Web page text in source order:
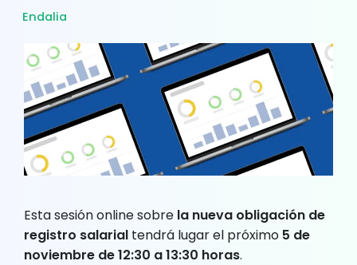
Endalia
Esta sesión online sobre la nueva obligación de
registro salarial tendrá lugar el próximo 5 de
noviembre de 12:30 a 13:30 horas.